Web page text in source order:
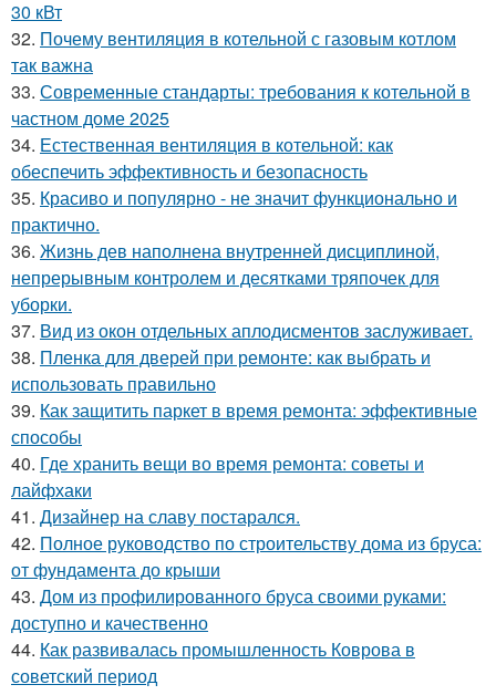
30 кВт
32. Почему вентиляция в котельной с газовым котлом
так важна
33. Современные стандарты: требования к котельной в
частном доме 2025
34. Естественная вентиляция в котельной: как
обеспечить эффективность и безопасность
35. Красиво и популярно - не значит функционально и
практично.
36. Жизнь дев наполнена внутренней дисциплиной,
непрерывным контролем и десятками тряпочек для
уборки.
37. Вид из окон отдельных аплодисментов заслуживает.
38. Пленка для дверей при ремонте: как выбрать и
использовать правильно
39. Как защитить паркет в время ремонта: эффективные
способы
40. Где хранить вещи во время ремонта: советы и
лайфхаки
41. Дизайнер на славу постарался.
42. Полное руководство по строительству дома из бруса:
от фундамента до крыши
43. Дом из профилированного бруса своими руками:
доступно и качественно
44. Как развивалась промышленность Коврова в
советский период